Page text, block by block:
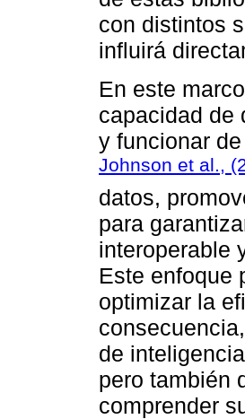
con distintos
influirá
En este
capacidad de
y funcionar
Johnson et al.,
datos,
para
interoperable
Este enfoque
optimizar la
de
pero también
comprender